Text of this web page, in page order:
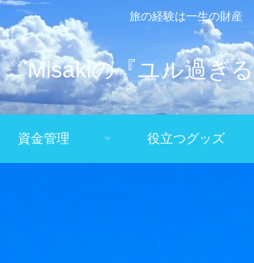
旅の経験は一生の財産
Misakiの『ユル過ぎ
資金管理 役立つグッズ